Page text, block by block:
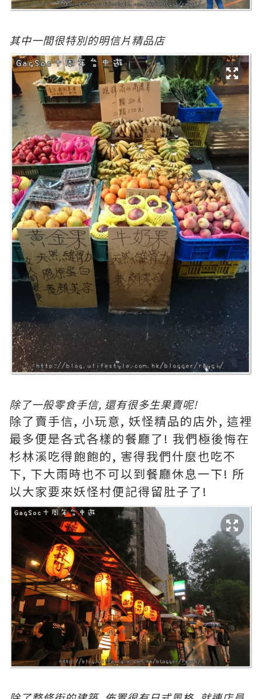
其中一間很特別的明信片精品店
除了一般零食手信, 還有很多生果賣呢!
除了賣手信, 小玩意, 妖怪精品的店外, 這裡
最多便是各式各樣的餐廳了! 我們極後悔在
杉林溪吃得飽飽的, 害得我們什麼也吃不
下, 下大雨時也不可以到餐廳休息一下! 所
以大家要來妖怪村便記得留肚子了!